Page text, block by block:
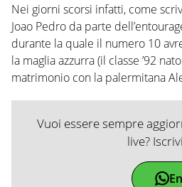
Nei giorni scorsi infatti, come
Joao Pedro da parte
durante la quale il numero 10
la maglia azzurra (il classe ’92
matrimonio con la palermitana
Vuoi essere sempre
live?